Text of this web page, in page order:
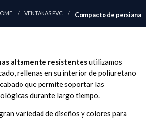
VENTANAS PVC Compacto de persiana
altamente resistentesutilizamos
rellenas en su interior de poliuretano
que permite soportar las
durante largo tiempo.
variedad de diseños y colores para